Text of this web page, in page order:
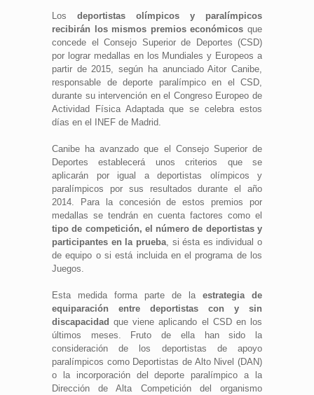
Los deportistas olímpicos y paralímpicos
recibirán los mismos premios económicos que
concede el Consejo Superior de Deportes (CSD)
por lograr medallas en los Mundiales y Europeos a
partir de 2015, según ha anunciado Aitor Canibe,
responsable de deporte paralímpico en el CSD,
durante su intervención en el Congreso Europeo de
Actividad Física Adaptada que se celebra estos
días en el INEF de Madrid.
Canibe ha avanzado que el Consejo Superior de
Deportes establecerá unos criterios que se
aplicarán por igual a deportistas olímpicos y
paralímpicos por sus resultados durante el año
2014. Para la concesión de estos premios por
medallas se tendrán en cuenta factores como el
tipo de competición, el número de deportistas y
participantes en la prueba, si ésta es individual o
de equipo o si está incluida en el programa de los
Juegos.
Esta medida forma parte de la estrategia de
equiparación entre deportistas con y sin
discapacidad que viene aplicando el CSD en los
últimos meses. Fruto de ella han sido la
consideración de los deportistas de apoyo
paralímpicos como Deportistas de Alto Nivel (DAN)
o la incorporación del deporte paralímpico a la
Dirección de Alta Competición del organismo